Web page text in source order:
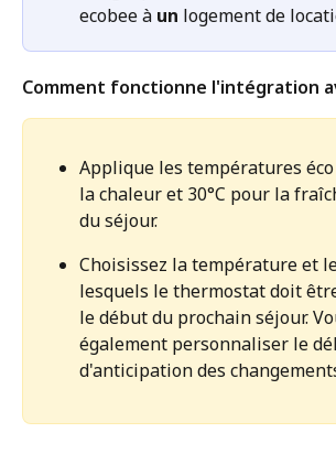
ecobee à un logement de
Comment fonctionne l'intégration
Applique les températures éco
la chaleur et 30°C pour la
du séjour.
Choisissez la température et
lesquels le thermostat doit
le début du prochain séjour.
également personnaliser le
d'anticipation des